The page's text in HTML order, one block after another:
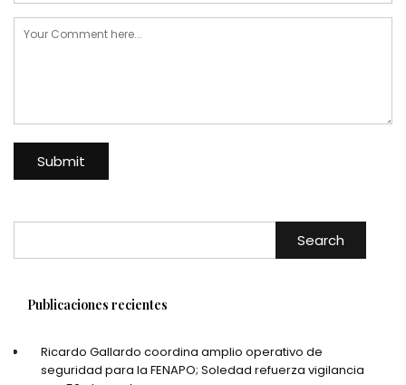
Search
Publicaciones recientes
Ricardo Gallardo coordina amplio operativo de
seguridad para la FENAPO; Soledad refuerza vigilancia